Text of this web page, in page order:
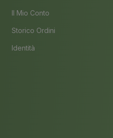
Il Mio Conto
Storico Ordini
Identità